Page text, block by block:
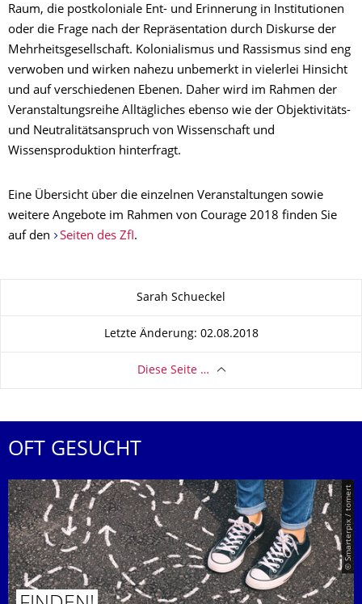
Raum, die postkoloniale Ent- und Erinnerung in Institutionen
oder die Frage nach der Repräsentation durch Diskurse der
Mehrheitsgesellschaft. Kolonialismus und Rassismus sind eng
verwoben und wirken nahezu unbemerkt in vielerlei Hinsicht
und auf verschiedenen Ebenen. Daher wird im Rahmen der
Veranstaltungsreihe Alltägliches ebenso wie der Objektivitäts-
und Neutralitätsanspruch von Wissenschaft und
Wissensproduktion hinterfragt.
Eine Übersicht über die einzelnen Veranstaltungen sowie
weitere Angebote im Rahmen von Courage 2018 finden Sie
auf den
Seiten des ZfI.
Sarah Schueckel
Letzte Änderung: 02.08.2018
Diese Seite …
OFT GESUCHT
© Smarterpix / tomert